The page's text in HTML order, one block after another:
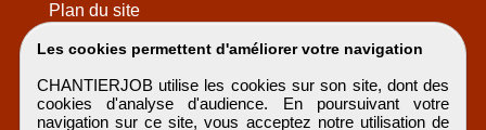
Les cookies permettent d'améliorer votre navigation
CHANTIERJOB utilise les cookies sur son site, dont des
cookies d'analyse d'audience. En poursuivant votre
navigation sur ce site, vous acceptez notre utilisation de
Plan du site